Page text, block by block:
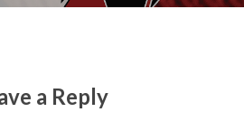
a Reply